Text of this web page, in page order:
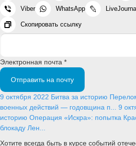
Viber WhatsApp
Скопировать ссылку
Электронная почта *
Отправить на почту
9 октября 2022 Битва за историю
военных действий — годовщина п... 9
историю Операция «Искра»: попытка
блокаду Лен...
Хотите всегда быть в курсе событий